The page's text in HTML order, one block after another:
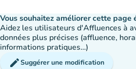
Vous souhaitez améliorer cette page
Aidez les utilisateurs d'Affluences à
données plus précises (affluence,
informations pratiques…)
editSuggérer une modification